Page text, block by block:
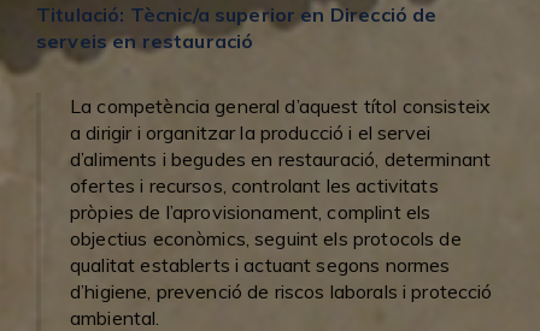
Titulació: Tècnic/a superior en Direcció de
serveis en restauració
La competència general d’aquest títol consisteix
a dirigir i organitzar la producció i el servei
d’aliments i begudes en restauració, determinant
ofertes i recursos, controlant les activitats
pròpies de l’aprovisionament, complint els
objectius econòmics, seguint els protocols de
qualitat establerts i actuant segons normes
d’higiene, prevenció de riscos laborals i protecció
ambiental.